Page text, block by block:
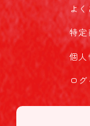
よ
特
個人
ロ